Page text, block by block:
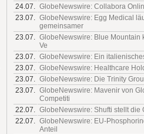
24.07.
GlobeNewswire: Collabora
23.07.
GlobeNewswire: Egg Medical
gemeinsamer
23.07.
GlobeNewswire: Blue Mountain
Ve
23.07.
GlobeNewswire: Ein
23.07.
GlobeNewswire: Healthcare
23.07.
GlobeNewswire: Die Trinity
23.07.
GlobeNewswire: Mavenir von
Competiti
22.07.
GlobeNewswire: Shufti stellt die
22.07.
GlobeNewswire: EU-
Anteil